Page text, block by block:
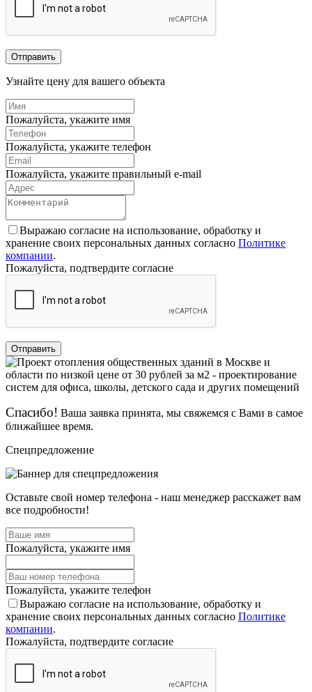
Отправить
Узнайте цену для вашего объекта
Пожалуйста, укажите имя
Пожалуйста, укажите телефон
Пожалуйста, укажите правильный e-mail
Выражаю согласие на использование, обработку и
хранение своих персональных данных согласно Политике
компании.
Пожалуйста, подтвердите согласие
Отправить
Спасибо! Ваша заявка принята, мы свяжемся с Вами в самое
ближайшее время.
Спецпредложение
Оставьте свой номер телефона - наш менеджер расскажет вам
все подробности!
Пожалуйста, укажите имя
Пожалуйста, укажите телефон
Выражаю согласие на использование, обработку и
хранение своих персональных данных согласно Политике
компании.
Пожалуйста, подтвердите согласие